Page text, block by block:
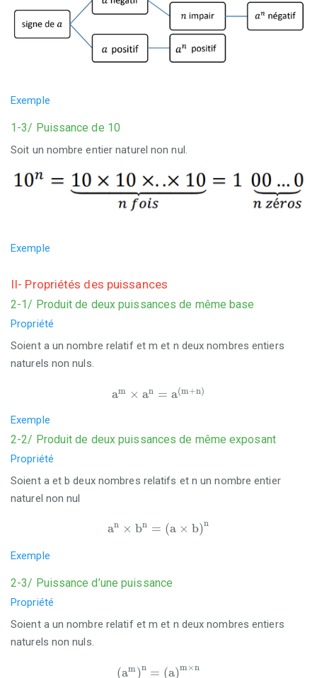
Exemple
1-3/ Puissance de 10
Soit un nombre entier naturel non nul.
Exemple
II- Propriétés des puissances
2-1/ Produit de deux puissances de même base
Propriété
Soient a un nombre relatif et m et n deux nombres entiers
naturels non nuls.
am × an = a(m+n)
+
Exemple
2-2/ Produit de deux puissances de même exposant
Propriété
Soient a et b deux nombres relatifs et n un nombre entier
naturel non nul
an × bn = (a × b)n
Exemple
2-3/ Puissance d’une puissance
Propriété
Soient a un nombre relatif et m et n deux nombres entiers
naturels non nuls.
(am)n = (a)m ×n
n ×n